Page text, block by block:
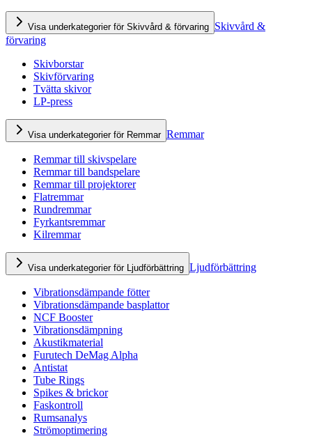
Visa underkategorier för Skivvård & förvaring Skivvård &
förvaring
Skivborstar
Skivförvaring
Tvätta skivor
LP-press
Visa underkategorier för Remmar Remmar
Remmar till skivspelare
Remmar till bandspelare
Remmar till projektorer
Flatremmar
Rundremmar
Fyrkantsremmar
Kilremmar
Visa underkategorier för Ljudförbättring Ljudförbättring
Vibrationsdämpande fötter
Vibrationsdämpande basplattor
NCF Booster
Vibrationsdämpning
Akustikmaterial
Furutech DeMag Alpha
Antistat
Tube Rings
Spikes & brickor
Faskontroll
Rumsanalys
Strömoptimering